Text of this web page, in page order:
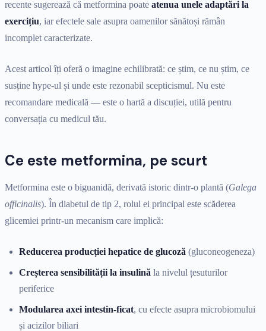
recente sugerează că metformina poate atenua unele adaptări la
exercițiu, iar efectele sale asupra oamenilor sănătoși rămân
incomplet caracterizate.
Acest articol îți oferă o imagine echilibrată: ce știm, ce nu știm, ce
susține hype-ul și unde este rezonabil scepticismul. Nu este
recomandare medicală — este o hartă a discuției, utilă pentru
conversația cu medicul tău.
Ce este metformina, pe scurt
Metformina este o biguanidă, derivată istoric dintr-o plantă (Galega
officinalis). În diabetul de tip 2, rolul ei principal este scăderea
glicemiei printr-un mecanism care implică:
Reducerea producției hepatice de glucoză (gluconeogeneza)
Creșterea sensibilității la insulină la nivelul țesuturilor
periferice
Modularea axei intestin-ficat, cu efecte asupra microbiomului
și acizilor biliari